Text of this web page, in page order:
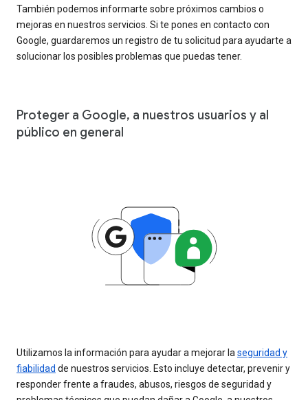
También podemos informarte sobre próximos cambios o
mejoras en nuestros servicios. Si te pones en contacto con
Google, guardaremos un registro de tu solicitud para ayudarte a
solucionar los posibles problemas que puedas tener.
Proteger a Google, a nuestros usuarios y al
público en general
Utilizamos la información para ayudar a mejorar la seguridad y
fiabilidad de nuestros servicios. Esto incluye detectar, prevenir y
responder frente a fraudes, abusos, riesgos de seguridad y